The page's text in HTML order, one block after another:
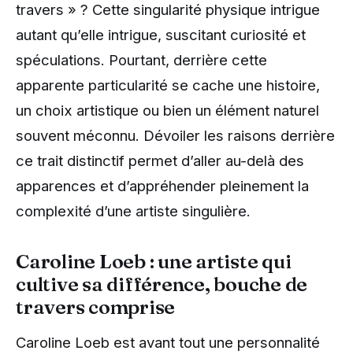
travers » ? Cette singularité physique intrigue
autant qu’elle intrigue, suscitant curiosité et
spéculations. Pourtant, derrière cette
apparente particularité se cache une histoire,
un choix artistique ou bien un élément naturel
souvent méconnu. Dévoiler les raisons derrière
ce trait distinctif permet d’aller au-delà des
apparences et d’appréhender pleinement la
complexité d’une artiste singulière.
Caroline Loeb : une artiste qui
cultive sa différence, bouche de
travers comprise
Caroline Loeb est avant tout une personnalité